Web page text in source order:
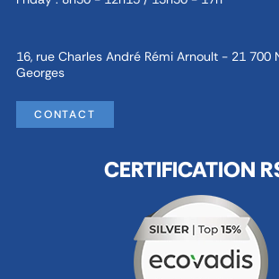
16, rue Charles André Rémi Arnoult - 21 700
Georges
CONTACT
CERTIFICATION